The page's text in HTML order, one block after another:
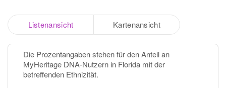
Listenansicht Kartenansicht
Die Prozentangaben stehen für den Anteil an
MyHeritage DNA-Nutzern in Florida mit der
betreffenden Ethnizität.